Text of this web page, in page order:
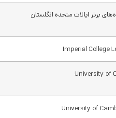
برتر ایالات متحده انگلستان
Imperial College
University of
University of